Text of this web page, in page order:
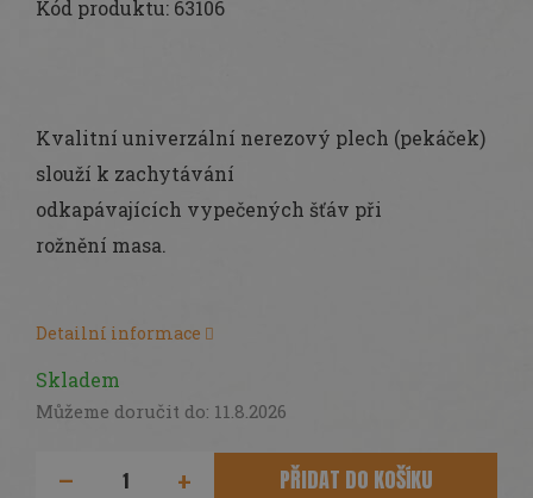
Skladem
Můžeme doručit do: 11.8.2026
PŘIDAT DO KOŠÍKU
Kód produktu: 63106
Kvalitní univerzální nerezový plech (pekáček)
slouží k zachytávání
odkapávajících vypečených šťáv při
rožnění masa.
Detailní informace